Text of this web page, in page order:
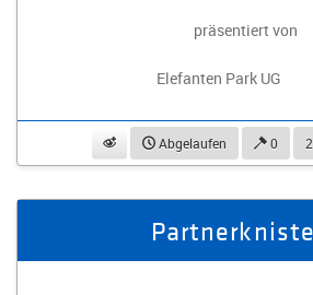
präsentiert von
Elefanten Park UG
beobachtenAbgelaufen 0